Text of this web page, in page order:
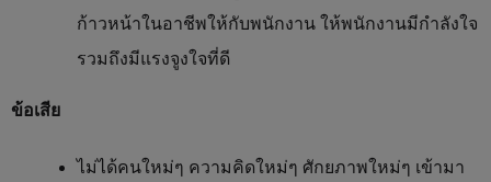
ก้าวหน้าในอาชีพให้กับพนักงาน ให้พนักงานมีกำลังใจ
รวมถึงมีแรงจูงใจที่ดี
ข้อเสีย
ไม่ได้คนใหม่ๆ ความคิดใหม่ๆ ศักยภาพใหม่ๆ เข้ามา